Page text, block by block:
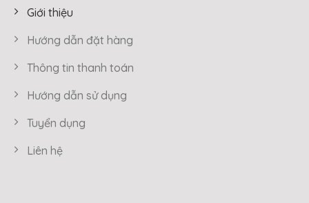
Giới thiệu
Hướng dẫn đặt hàng
Thông tin thanh toán
Hướng dẫn sử dụng
Tuyển dụng
Liên hệ